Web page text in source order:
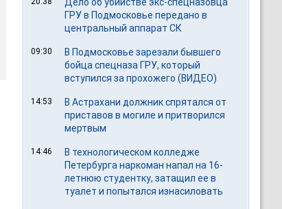
ГРУ в Подмосковье передано в
центральный аппарат СК
09:30
В Подмосковье зарезали бывшего
бойца спецназа ГРУ, который
вступился за прохожего (ВИДЕО)
14:53
В Астрахани должник спрятался от
приставов в могиле и притворился
мертвым
14:46
В технологическом колледже
Петербурга наркоман напал на 16-
летнюю студентку, затащил ее в
туалет и попытался изнасиловать